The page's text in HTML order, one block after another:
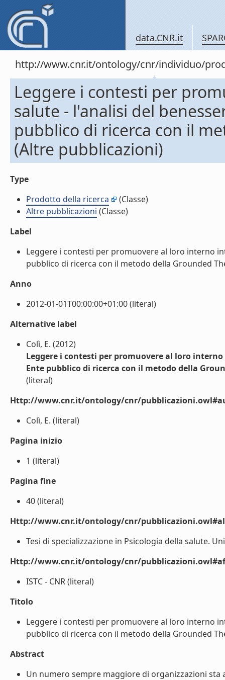
data.CNR.it
http://www.cnr.it/ontology/cnr/individuo/
Leggere i contesti per
salute - l'analisi del
pubblico di ricerca con il
(Altre pubblicazioni)
Type
Prodotto della ricerca
(Classe)
Altre pubblicazioni (Classe)
Label
Leggere i contesti per promuovere al loro interno
pubblico di ricerca con il metodo della Grounded
Anno
2012-01-01T00:00:00+01:00 (literal)
Alternative label
Colì, E. (2012)
Leggere i contesti per promuovere al loro
Ente pubblico di ricerca con il metodo della
(literal)
Http://www.cnr.it/ontology/cnr/
Colì, E. (literal)
Pagina inizio
1 (literal)
Pagina fine
40 (literal)
Http://www.cnr.it/ontology/cnr/
Tesi di specializzazione in Psicologia della salute.
Http://www.cnr.it/ontology/cnr/
ISTC - CNR (literal)
Titolo
Leggere i contesti per promuovere al loro interno
pubblico di ricerca con il metodo della Grounded
Abstract
Un numero sempre maggiore di organizzazioni